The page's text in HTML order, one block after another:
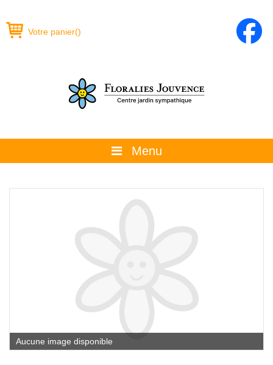
Votre panier()
Menu
La boutique
Promotions et évènements
Calendrier horticole
Emplois
Service à la clientèle
Aucune image disponible